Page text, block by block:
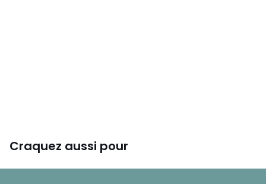
Craquez aussi pour